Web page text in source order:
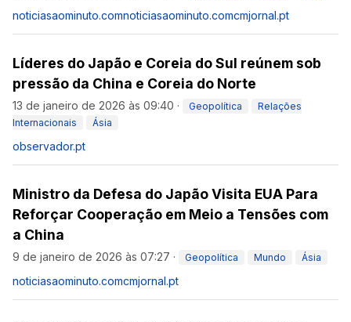
noticiasaominuto.comnoticiasaominuto.comcmjornal.pt
Líderes do Japão e Coreia do Sul reúnem sob
pressão da China e Coreia do Norte
13 de janeiro de 2026 às 09:40 · Geopolítica
Relações
Internacionais
Ásia
observador.pt
Ministro da Defesa do Japão Visita EUA Para
Reforçar Cooperação em Meio a Tensões com
a China
9 de janeiro de 2026 às 07:27 · Geopolítica Mundo Ásia
noticiasaominuto.comcmjornal.pt